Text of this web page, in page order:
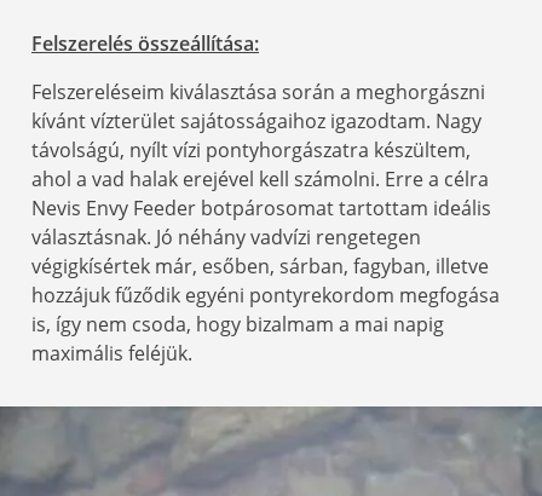
Felszerelés összeállítása:
Felszereléseim kiválasztása során a meghorgászni
kívánt vízterület sajátosságaihoz igazodtam. Nagy
távolságú, nyílt vízi pontyhorgászatra készültem,
ahol a vad halak erejével kell számolni. Erre a célra
Nevis Envy Feeder botpárosomat tartottam ideális
választásnak. Jó néhány vadvízi rengetegen
végigkísértek már, esőben, sárban, fagyban, illetve
hozzájuk fűződik egyéni pontyrekordom megfogása
is, így nem csoda, hogy bizalmam a mai napig
maximális feléjük.